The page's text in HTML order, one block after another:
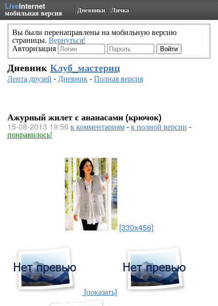
LiveInternet
мобильная версия Дневники Личка
Вы были перенаправлены на мобильную версию
страницы. Вернуться!
Авторизация
Дневник Клуб_мастериц
Лента друзей -Дневник-Полная версия
Ажурный жилет с ананасами (крючок)
15-08-2013 19:56 к комментариям-к полной версии -
понравилось!
[330x456]
[показать]